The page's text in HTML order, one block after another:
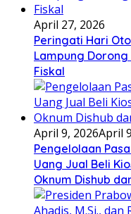
April 27, 2026
Peringati Hari
Lampung
Fiskal
April 9, 2026April
Pengelolaan
Uang Jual Beli
Oknum Dishub